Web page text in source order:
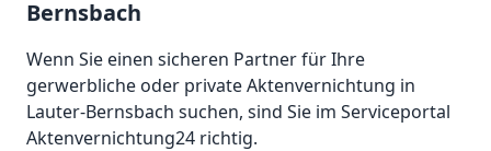
Bernsbach
Wenn Sie einen sicheren Partner für Ihre
gerwerbliche oder private Aktenvernichtung in
Lauter-Bernsbach suchen, sind Sie im Serviceportal
Aktenvernichtung24 richtig.